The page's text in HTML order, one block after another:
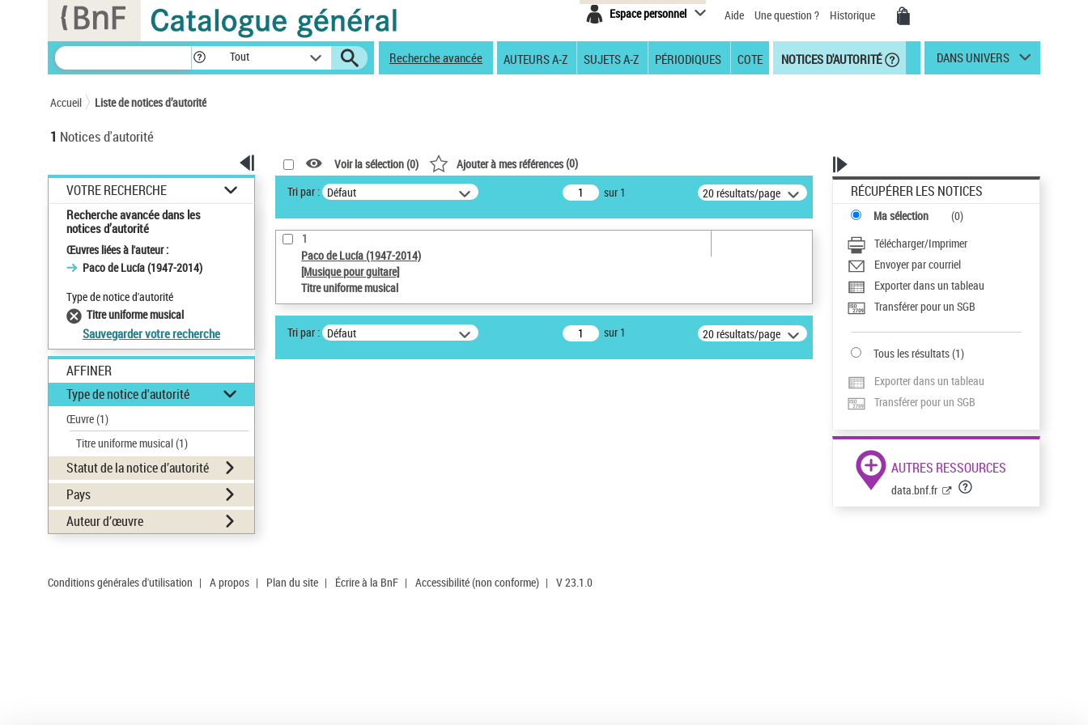
Espace personnel Aide Une question ? Historique
Tout Recherche avancée AUTEURS A-Z SUJETS A-Z PÉRIODIQUES COTE NOTICES D'AUTORITÉ DANS UNIVERS
Accueil Liste de notices d’autorité
1 Notices d'autorité
VOTRE RECHERCHE
Recherche avancée dans les
notices d’autorité
Œuvres liées à l'auteur :
Paco de Lucía (1947-2014)
Type de notice d'autorité
Titre uniforme musical
Sauvegarder votre recherche
AFFINER
Type de notice d'autorité
Œuvre(1)
Titre uniforme musical(1)
Statut de la notice d’autorité
Pays
Auteur d’œuvre
Voir la sélection (0) Ajouter à mes références(0)
Tri par : Défaut sur 1 20 résultats/page
1
Paco de Lucía (1947-2014)
[Musique pour guitare]
Titre uniforme musical
Tri par : Défaut sur 1 20 résultats/page
RÉCUPÉRER LES NOTICES
Ma sélection (0)
Télécharger/Imprimer
Envoyer par courriel
Exporter dans un tableau
Transférer pour un SGB
Tous les résultats(1)
Exporter dans un tableau
Transférer pour un SGB
AUTRES RESSOURCES
data.bnf.fr
Conditions générales d'utilisation | A propos | Plan du site | Écrire à la BnF | Accessibilité (non conforme) | V 23.1.0
Panneau de gestion des cookies